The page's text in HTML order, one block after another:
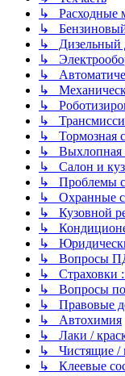
↳ Расходные
↳ Бензиновый
↳ Дизельный
↳
↳
↳
↳
↳
↳ Тормозная
↳ Выхлопная
↳ Салон и
↳ Проблемы с
↳ Охранные
↳ Кузовной
↳
↳
↳ Вопросы
↳ Страховки
↳ Вопросы
↳ Правовые
↳ Автохимия
↳ Лаки /
↳ Чистящие /
↳ Клеевые